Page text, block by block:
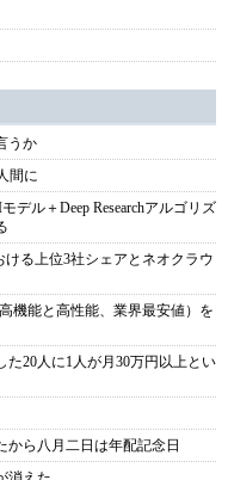
うか
間に
ル＋Deep Researchアルゴリズ
る上位3社シェアとネオクラウ
機能と高性能、業界最安値）を
た20人に1人が月30万円以上とい
から八月二日は年配記念日